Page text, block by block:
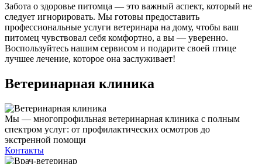
Забота о здоровье питомца — это важный аспект, который не
следует игнорировать. Мы готовы предоставить
профессиональные услуги ветеринара на дому, чтобы ваш
питомец чувствовал себя комфортно, а вы — уверенно.
Воспользуйтесь нашим сервисом и подарите своей птице
лучшее лечение, которое она заслуживает!
Ветеринарная клиника
Мы — многопрофильная ветеринарная клиника с полным
спектром услуг: от профилактических осмотров до
экстренной помощи
Контакты